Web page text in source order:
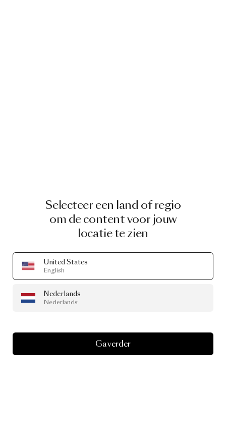
onweerstaanbaar
Selecteer een land of regio
om de content voor jouw
locatie te zien
United States
English
Nederlands
Nederlands
Ga verder